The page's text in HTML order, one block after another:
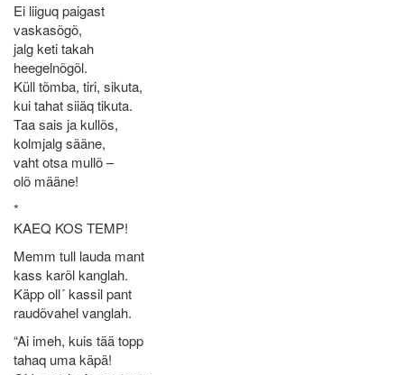
Ei liiguq paigast
vaskasõgõ,
jalg keti takah
heegelnõgõl.
Küll tõmba, tiri, sikuta,
kui tahat siiäq tikuta.
Taa sais ja kullõs,
kolmjalg sääne,
vaht otsa mullõ –
olõ määne!
*
KAEQ KOS TEMP!
Memm tull lauda mant
kass karõl kanglah.
Käpp oll´ kassil pant
raudõvahel vanglah.
“Ai imeh, kuis tää topp
tahaq uma käpä!